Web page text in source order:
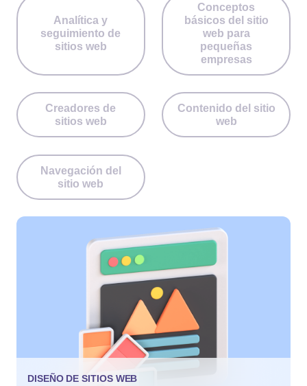
Analítica y
seguimiento de
sitios web
Conceptos
básicos del sitio
web para
pequeñas
empresas
Creadores de
sitios web
Contenido del sitio
web
Navegación del
sitio web
DISEÑO DE SITIOS WEB